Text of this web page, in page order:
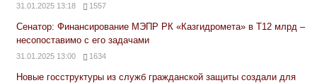
31.01.2025 13:18 1557
Сенатор: Финансирование МЭПР РК «Казгидромета» в Т12 млрд –
несопоставимо с его задачами
31.01.2025 13:00 1634
Новые госструктуры из служб гражданской защиты создали для